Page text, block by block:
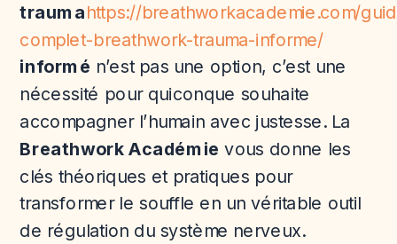
traumahttps://breathworkacademie.com/
complet-breathwork-trauma-informe/
informé n’est pas une option, c’est une
nécessité pour quiconque souhaite
accompagner l’humain avec justesse. La
Breathwork Académie vous donne les
clés théoriques et pratiques pour
transformer le souffle en un véritable outil
de régulation du système nerveux.